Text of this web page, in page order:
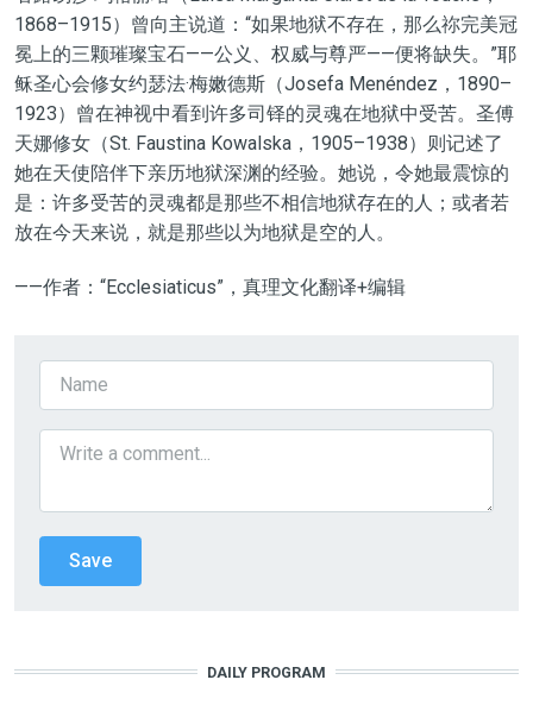
1868–1915）曾向主说道：“如果地狱不存在，那么祢完美冠
冕上的三颗璀璨宝石——公义、权威与尊严——便将缺失。”耶
稣圣心会修女约瑟法·梅嫩德斯（Josefa Menéndez，1890–
1923）曾在神视中看到许多司铎的灵魂在地狱中受苦。圣傅
天娜修女（St. Faustina Kowalska，1905–1938）则记述了
她在天使陪伴下亲历地狱深渊的经验。她说，令她最震惊的
是：许多受苦的灵魂都是那些不相信地狱存在的人；或者若
放在今天来说，就是那些以为地狱是空的人。
——作者：“Ecclesiaticus”，真理文化翻译+编辑
DAILY PROGRAM